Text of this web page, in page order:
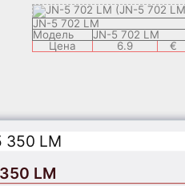
JN-5 702 LM
Модель
JN-5 702 LM
Цена
6.9 €
LM